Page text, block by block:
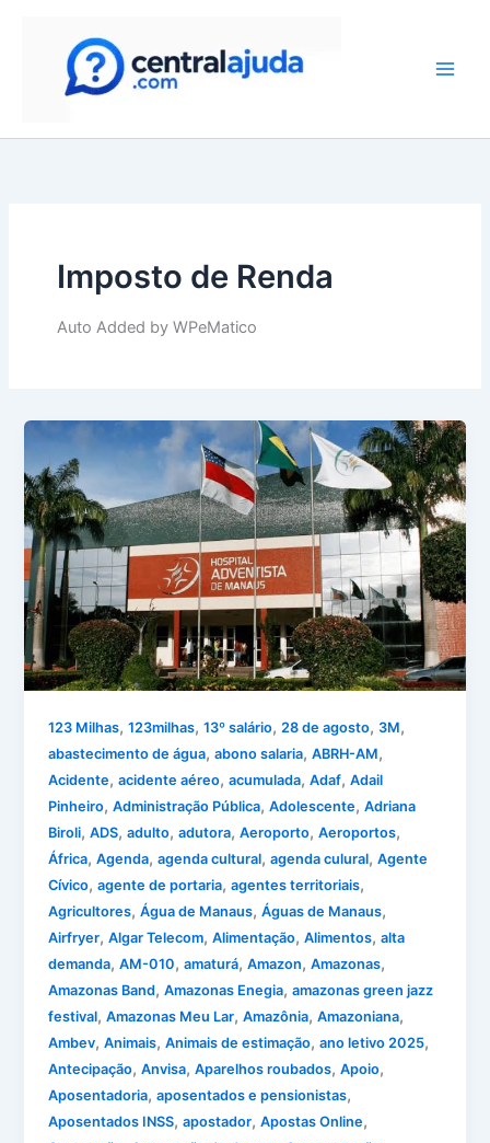
Imposto de Renda
Auto Added by WPeMatico
123 Milhas,123milhas,13º salário,28 de agosto,3M,
abastecimento de água,abono salaria,ABRH-AM,
Acidente,acidente aéreo,acumulada,Adaf,Adail
Pinheiro,Administração Pública,Adolescente,Adriana
Biroli,ADS,adulto,adutora,Aeroporto,Aeroportos,
África,Agenda,agenda cultural,agenda culural,Agente
Cívico,agente de portaria,agentes territoriais,
Agricultores,Água de Manaus,Águas de Manaus,
Airfryer,Algar Telecom,Alimentação,Alimentos,alta
demanda,AM-010,amaturá,Amazon,Amazonas,
Amazonas Band,Amazonas Enegia,amazonas green jazz
festival,Amazonas Meu Lar,Amazônia,Amazoniana,
Ambev,Animais,Animais de estimação,ano letivo 2025,
Antecipação,Anvisa,Aparelhos roubados,Apoio,
Aposentadoria,aposentados e pensionistas,
Aposentados INSS,apostador,Apostas Online,